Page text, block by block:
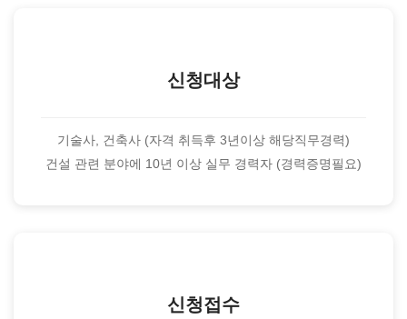
신청대상
기술사, 건축사 (자격 취득후 3년이상 해당직무경력)
건설 관련 분야에 10년 이상 실무 경력자 (경력증명필요)
신청접수